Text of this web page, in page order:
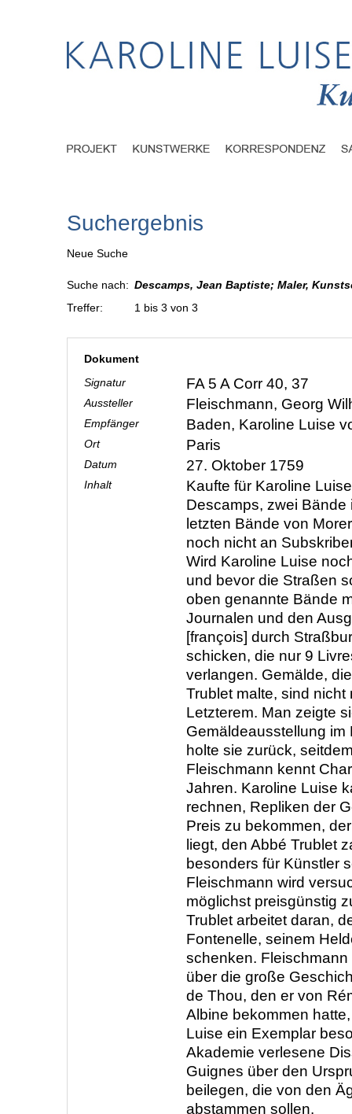
Suchergebnis
Neue Suche
Suche nach: Descamps, Jean Baptiste; Maler,
Treffer:
1 bis 3 von 3
Dokument
Signatur
FA 5 A Corr 40, 37
Aussteller Fleischmann, Georg
Empfänger Baden, Karoline Luise
Ort Paris
Datum 27. Oktober 1759
Inhalt
Kaufte für Karoline
Descamps, zwei Bände
letzten Bände von
noch nicht an
Wird Karoline Luise
und bevor die Straßen
oben genannte Bände
Journalen und den
[françois] durch
schicken, die nur 9
verlangen. Gemälde,
Trublet malte, sind nicht
Letzterem. Man zeigte
Gemäldeausstellung im
holte sie zurück,
Fleischmann kennt
Jahren. Karoline Luise
rechnen, Repliken der
Preis zu bekommen,
liegt, den Abbé Trublet
besonders für Künstler
Fleischmann wird
möglichst preisgünstig
Trublet arbeitet daran,
Fontenelle, seinem
schenken.
über die große
de Thou, den er von
Albine bekommen
Luise ein Exemplar
Akademie verlesene
Guignes über den
beilegen, die von den
abstammen sollen.